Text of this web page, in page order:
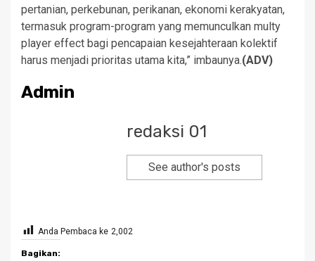
pertanian, perkebunan, perikanan, ekonomi kerakyatan,
termasuk program-program yang memunculkan multy
player effect bagi pencapaian kesejahteraan kolektif
harus menjadi prioritas utama kita,” imbaunya.(ADV)
Admin
redaksi 01
See author's posts
Anda Pembaca ke 2,002
Bagikan: